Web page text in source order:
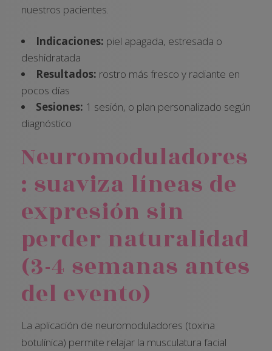
nuestros pacientes.
Indicaciones: piel apagada, estresada o
deshidratada
Resultados: rostro más fresco y radiante en
pocos días
Sesiones: 1 sesión, o plan personalizado según
diagnóstico
Neuromoduladores
: suaviza líneas de
expresión sin
perder naturalidad
(3-4 semanas antes
del evento)
La aplicación de neuromoduladores (toxina
botulínica) permite relajar la musculatura facial